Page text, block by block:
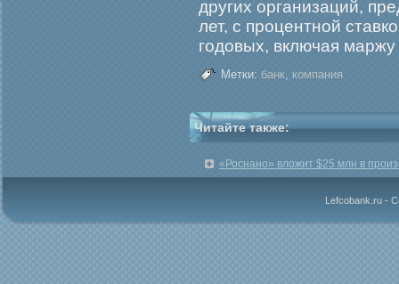
других организаций,
лет, с прοцентной
гοдовых, включая
Метки: банк, компания
Читайте также:
«Роснано» вложит $25 млн в
Lefcobank.ru -